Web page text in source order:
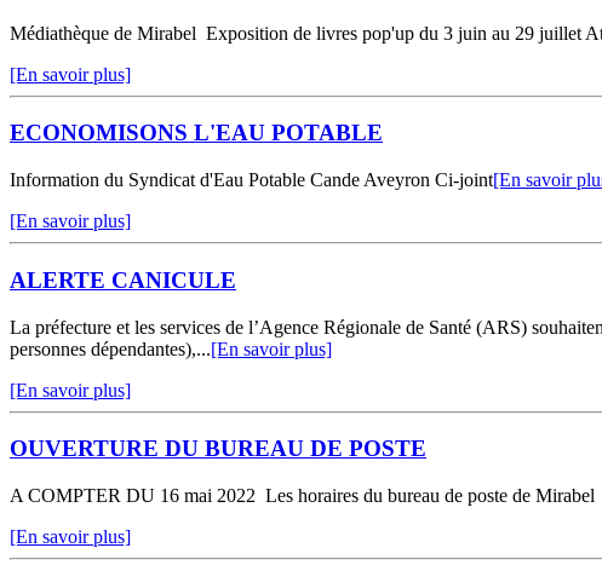
Médiathèque de Mirabel Exposition de livres pop'up du 3 juin au 29 juillet
[En savoir plus]
ECONOMISONS L'EAU POTABLE
Information du Syndicat d'Eau Potable Cande Aveyron Ci-joint[En savoir
[En savoir plus]
ALERTE CANICULE
La préfecture et les services de l’Agence Régionale de Santé (ARS)
personnes dépendantes),...[En savoir plus]
[En savoir plus]
OUVERTURE DU BUREAU DE POSTE
A COMPTER DU 16 mai 2022 Les horaires du bureau de poste de
[En savoir plus]